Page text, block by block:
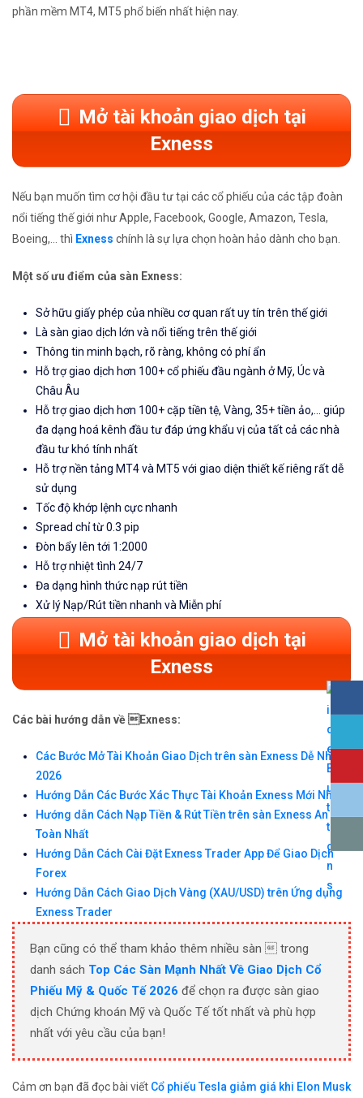
phần mềm MT4, MT5 phổ biến nhất hiện nay.
Mở tài khoản giao dịch tại
Exness
Nếu bạn muốn tìm cơ hội đầu tư tại các cổ phiếu của các tập đoàn
nổi tiếng thế giới như Apple, Facebook, Google, Amazon, Tesla,
Boeing,... thì Exness chính là sự lựa chọn hoàn hảo dành cho bạn.
Một số ưu điểm của sàn Exness:
Sở hữu giấy phép của nhiều cơ quan rất uy tín trên thế giới
Là sàn giao dịch lớn và nổi tiếng trên thế giới
Thông tin minh bạch, rõ ràng, không có phí ẩn
Hỗ trợ giao dịch hơn 100+ cổ phiếu đầu ngành ở Mỹ, Úc và
Châu Âu
Hỗ trợ giao dịch hơn 100+ cặp tiền tệ, Vàng, 35+ tiền ảo,... giúp
đa dạng hoá kênh đầu tư đáp ứng khẩu vị của tất cả các nhà
đầu tư khó tính nhất
Hỗ trợ nền tảng MT4 và MT5 với giao diện thiết kế riêng rất dễ
sử dụng
Tốc độ khớp lệnh cực nhanh
Spread chỉ từ 0.3 pip
Đòn bẩy lên tới 1:2000
Hỗ trợ nhiệt tình 24/7
Đa dạng hình thức nạp rút tiền
Xử lý Nạp/Rút tiền nhanh và Miễn phí
Mở tài khoản giao dịch tại
Exness
Các bài hướng dẫn về Exness:
Các Bước Mở Tài Khoản Giao Dịch trên sàn Exness Dễ Nhất
2026
Hướng Dẫn Các Bước Xác Thực Tài Khoản Exness Mới Nhất
Hướng dẫn Cách Nạp Tiền & Rút Tiền trên sàn Exness An
Toàn Nhất
Hướng Dẫn Cách Cài Đặt Exness Trader App Để Giao Dịch
Forex
Hướng Dẫn Cách Giao Dịch Vàng (XAU/USD) trên Ứng dụng
Exness Trader
Bạn cũng có thể tham khảo thêm nhiều sàn  trong
danh sách Top Các Sàn Mạnh Nhất Về Giao Dịch Cổ
Phiếu Mỹ & Quốc Tế 2026 để chọn ra được sàn giao
dịch Chứng khoán Mỹ và Quốc Tế tốt nhất và phù hợp
nhất với yêu cầu của bạn!
Cảm ơn bạn đã đọc bài viết Cổ phiếu Tesla giảm giá khi Elon Musk